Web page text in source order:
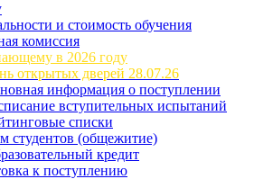
и стоимость обучения
комиссия
в 2026 году
открытых дверей 28.07.26
информация о поступлении
вступительных испытаний
списки
студентов (общежитие)
кредит
к поступлению